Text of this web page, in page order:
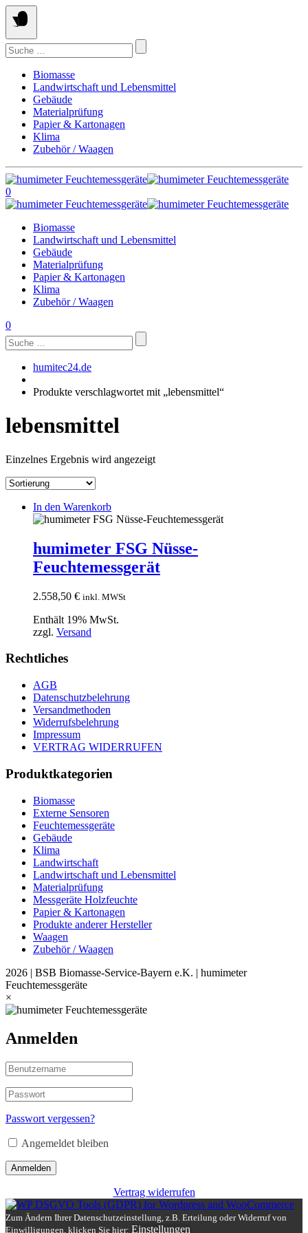
Springe
zum
Inhalt
Suchen
nach:
Biomasse
Landwirtschaft und Lebensmittel
Gebäude
Materialprüfung
Papier & Kartonagen
Klima
Zubehör / Waagen
0
Biomasse
Landwirtschaft und Lebensmittel
Gebäude
Materialprüfung
Papier & Kartonagen
Klima
Zubehör / Waagen
0
Suchen
nach:
humitec24.de
Produkte verschlagwortet mit „lebensmittel“
lebensmittel
Einzelnes Ergebnis wird angezeigt
In den Warenkorb
humimeter FSG Nüsse-
Feuchtemessgerät
2.558,50 € inkl. MWSt
Enthält 19% MwSt.
zzgl. Versand
Rechtliches
AGB
Datenschutzbelehrung
Versandmethoden
Widerrufsbelehrung
Impressum
VERTRAG WIDERRUFEN
Produktkategorien
Biomasse
Externe Sensoren
Feuchtemessgeräte
Gebäude
Klima
Landwirtschaft
Landwirtschaft und Lebensmittel
Materialprüfung
Messgeräte Holzfeuchte
Papier & Kartonagen
Produkte anderer Hersteller
Waagen
Zubehör / Waagen
2026 | BSB Biomasse-Service-Bayern e.K. | humimeter
Feuchtemessgeräte
×
Anmelden
Passwort vergessen?
Angemeldet bleiben
Anmelden
Vertrag widerrufen
Zum Ändern Ihrer Datenschutzeinstellung, z.B. Erteilung oder Widerruf von
Einwilligungen, klicken Sie hier: Einstellungen